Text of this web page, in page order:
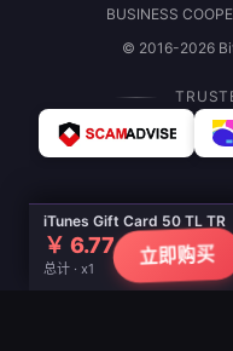
iTunes Gift Card 50 TL TR
￥ 6.77
总计 · x1
立即购买
BUSINESS
© 2016-2026